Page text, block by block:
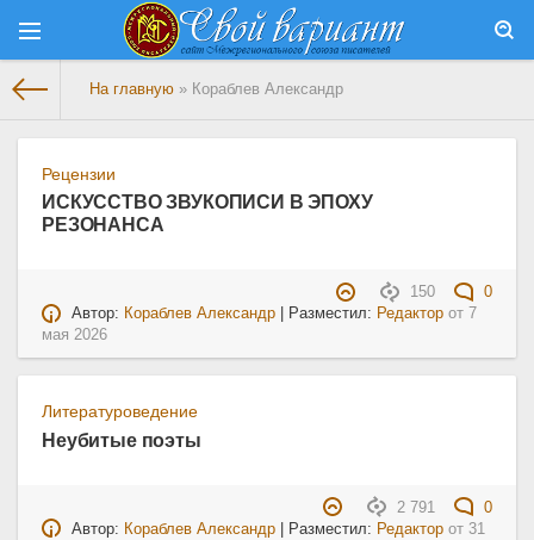
На главную » Кораблев Александр
Рецензии
ИСКУССТВО ЗВУКОПИСИ В ЭПОХУ
РЕЗОНАНСА
150
0
Автор: Кораблев Александр | Разместил: Редактор от 7
мая 2026
Литературоведение
Неубитые поэты
2 791
0
Автор: Кораблев Александр | Разместил: Редактор от 31